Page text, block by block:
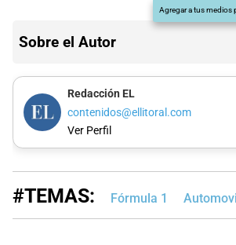
Agregar a tus medios
Sobre el Autor
Redacción EL
contenidos@ellitoral.com
Ver Perfil
#TEMAS: Fórmula 1